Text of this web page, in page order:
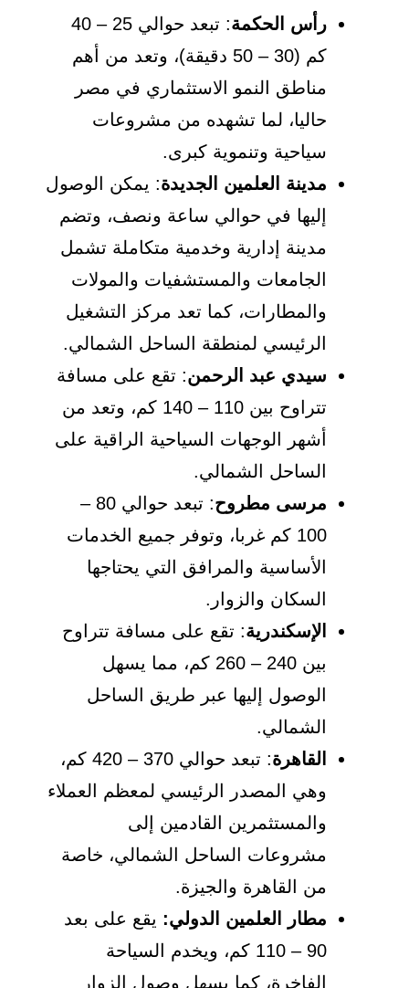
رأس الحكمة
: تبعد حوالي 25 – 40
كم (30 – 50 دقيقة)، وتعد من أهم
مناطق النمو الاستثماري في مصر
حاليا، لما تشهده من مشروعات
سياحية وتنموية كبرى.
مدينة العلمين الجديدة: يمكن الوصول
إليها في حوالي ساعة ونصف، وتضم
مدينة إدارية وخدمية متكاملة تشمل
الجامعات والمستشفيات والمولات
والمطارات، كما تعد مركز التشغيل
الرئيسي لمنطقة الساحل الشمالي.
سيدي عبد الرحمن: تقع على مسافة
تتراوح بين 110 – 140 كم، وتعد من
أشهر الوجهات السياحية الراقية على
الساحل الشمالي.
مرسى مطروح
: تبعد حوالي 80 –
100 كم غربا، وتوفر جميع الخدمات
الأساسية والمرافق التي يحتاجها
السكان والزوار.
الإسكندرية: تقع على مسافة تتراوح
بين 240 – 260 كم، مما يسهل
الوصول إليها عبر طريق الساحل
الشمالي.
القاهرة
: تبعد حوالي 370 – 420 كم،
وهي المصدر الرئيسي لمعظم العملاء
والمستثمرين القادمين إلى
مشروعات الساحل الشمالي، خاصة
من القاهرة والجيزة.
مطار العلمين الدولي: يقع على بعد
90 – 110 كم، ويخدم السياحة
الفاخرة، كما يسهل وصول الزوار